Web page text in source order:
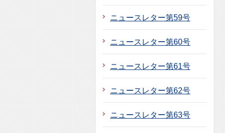
ニュースレター第59号
ニュースレター第60号
ニュースレター第61号
ニュースレター第62号
ニュースレター第63号